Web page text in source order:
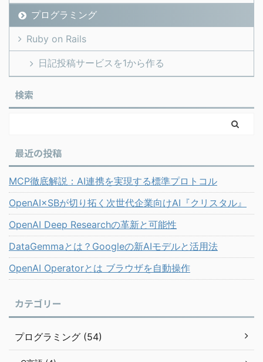
プログラミング
Ruby on Rails
日記投稿サービスを1から作る
検索
最近の投稿
MCP徹底解説：AI連携を実現する標準プロトコル
OpenAI×SBが切り拓く次世代企業向けAI『クリスタル』
OpenAI Deep Researchの革新と可能性
DataGemmaとは？Googleの新AIモデルと活用法
OpenAI Operatorとは ブラウザを自動操作
カテゴリー
プログラミング (54)